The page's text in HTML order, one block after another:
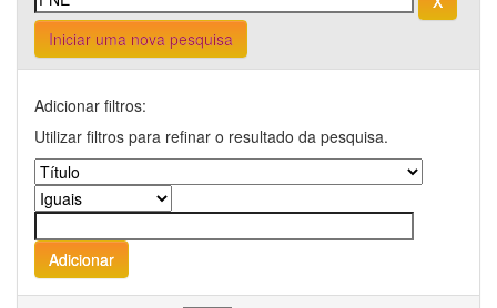
Iniciar uma nova pesquisa
Adicionar filtros:
Utilizar filtros para refinar o resultado da pesquisa.